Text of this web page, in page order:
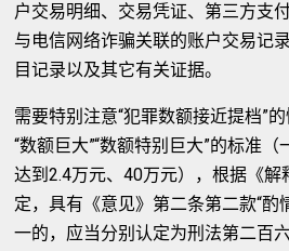
户交易明细、交易凭证、第三方支
与电信网络诈骗关联的账户交易记
目记录以及其它有关证据。
需要特别注意“犯罪数额接近提档”
“数额巨大”“数额特别巨大”的标准
达到2.4万元、40万元），根据《解
定，具有《意见》第二条第二款“酌
一的，应当分别认定为刑法第二百